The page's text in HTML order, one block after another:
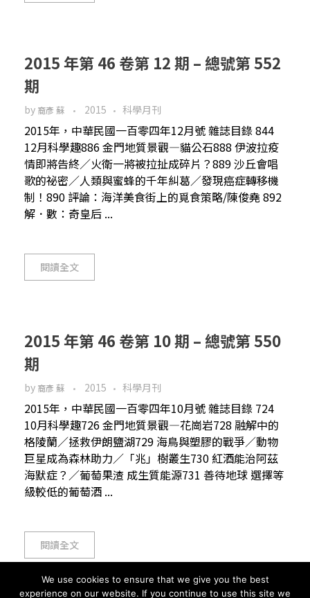
2015 年第 46 卷第 12 期 – 總號第 552
期
by 裔彥 蘇 2015 科學月刊
2015年，中華民國一百零四年12月號 雜誌目錄 844
12月科學趣886 金門地質景觀—貓公石888 伊波拉疫
情即將告終／火衛一將被拉扯成碎片？889 沙丘會唱
歌的祕密／人類與蜜蜂的千年糾葛／發現癌症轉移機
制！890 評論：海洋美食街上的覓食策略/陳俊堯 892
解．數：奇皇后 ...
閱讀全文
2015 年第 46 卷第 10 期 – 總號第 550
期
by 裔彥 蘇 2015 科學月刊
2015年，中華民國一百零四年10月號 雜誌目錄 724
10月科學趣726 金門地質景觀—花崗岩728 融解中的
格陵蘭／拯救伊朗鹽湖729 海鳥與塑膠的戰爭／動物
巨星成為森林助力／「兆」樹叢生730 紅酒能治阿茲
海默症？／葡萄果渣 成生質能源731 善待地球 選擇等
級較低的葡萄酒 ...
閱讀全文
We use cookies to ensure that we give you the best
experience on our website. If you continue to use this site we